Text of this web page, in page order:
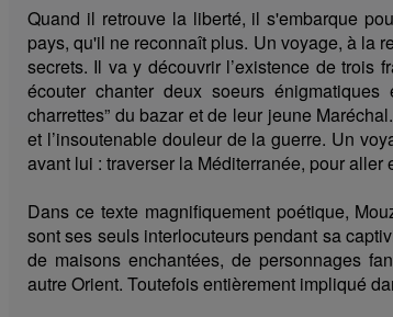
Quand il retrouve la liberté, il s'embarque
pays, qu'il ne reconnaît plus. Un voyage, à la
secrets. Il va y découvrir l’existence de trois
écouter chanter deux soeurs
charrettes” du bazar et de leur jeune
et l’insoutenable douleur de la guerre. Un
avant lui : traverser la Méditerranée, pour aller
Dans ce texte magnifiquement poétique,
sont ses seuls interlocuteurs pendant sa
de maisons enchantées, de personnages
autre Orient. Toutefois entièrement impliqué